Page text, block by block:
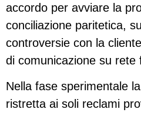
accordo per avviare la
conciliazione paritetica,
controversie con la
di comunicazione su rete
Nella fase sperimentale
ristretta ai soli reclami